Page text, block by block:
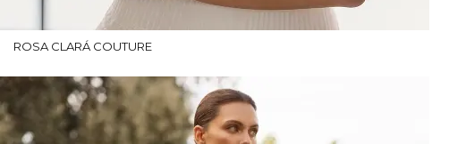
ROSA CLARÁ COUTURE